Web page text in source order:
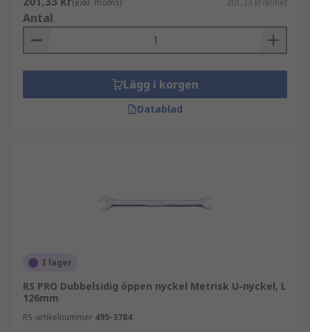
(exkl. moms) 201,33 kr/enhet
Antal
Lägg i korgen
Datablad
I lager
RS PRO Dubbelsidig öppen nyckel Metrisk U-nyckel, L
126mm
RS-artikelnummer 495-3784